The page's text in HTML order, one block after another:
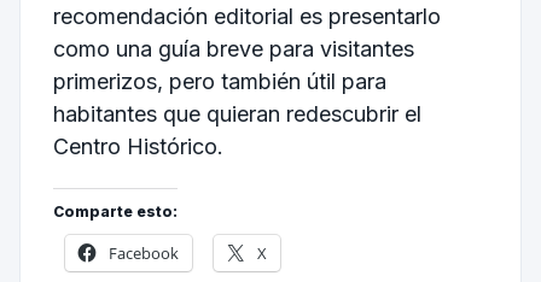
recomendación editorial es presentarlo
como una guía breve para visitantes
primerizos, pero también útil para
habitantes que quieran redescubrir el
Centro Histórico.
Comparte esto:
Facebook X